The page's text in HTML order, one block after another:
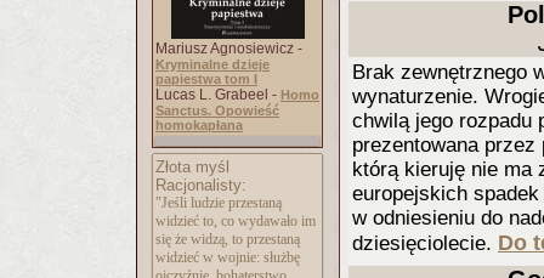
Mariusz Agnosiewicz -
Kryminalne dzieje
papiestwa tom I
Lucas L. Grabeel - Homo
Sanctus. Opowieść
homokapłana
Złota myśl
Racjonalisty:
"Jeśli ludzie przestaną
widzieć to, co wydawało im
się że widzą, to przestaną
widzieć w wojnie: służbę
Brak zewnętrznego
wynaturzenie.
chwilą jego rozpadu
prezentowana przez
którą kieruję nie ma
europejskich
w odniesieniu do
dziesięciolecie. Do